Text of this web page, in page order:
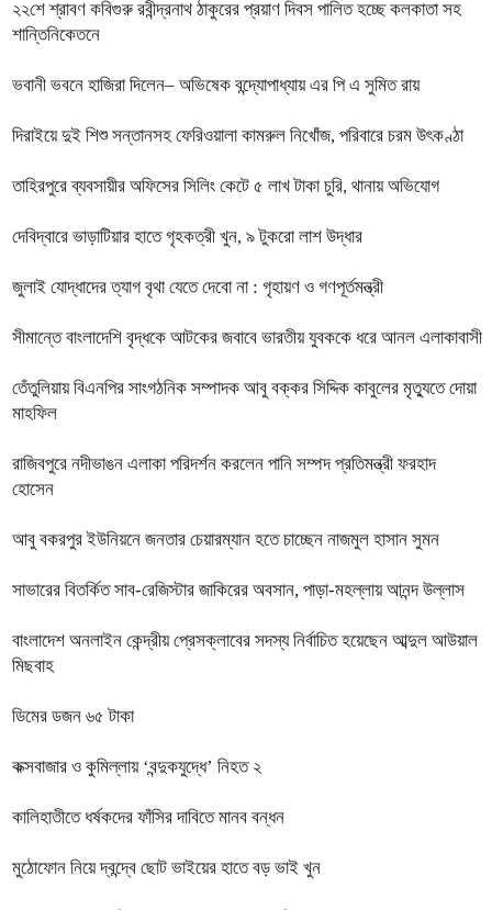
২২শে শ্রাবণ কবিগুরু রবীন্দ্রনাথ ঠাকুরের প্রয়াণ দিবস পালিত হচ্ছে কলকাতা সহ
শান্তিনিকেতনে
ভবানী ভবনে হাজিরা দিলেন– অভিষেক বন্দ্যোপাধ্যায় এর পি এ সুমিত রায়
দিরাইয়ে দুই শিশু সন্তানসহ ফেরিওয়ালা কামরুল নিখোঁজ, পরিবারে চরম উৎকণ্ঠা
তাহিরপুরে ব্যবসায়ীর অফিসের সিলিং কেটে ৫ লাখ টাকা চুরি, থানায় অভিযোগ
দেবিদ্বারে ভাড়াটিয়ার হাতে গৃহকত্রী খুন, ৯ টুকরো লাশ উদ্ধার
জুলাই যোদ্ধাদের ত্যাগ বৃথা যেতে দেবো না : গৃহায়ণ ও গণপূর্তমন্ত্রী
সীমান্তে বাংলাদেশি বৃদ্ধকে আটকের জবাবে ভারতীয় যুবককে ধরে আনল এলাকাবাসী
তেঁতুলিয়ায় বিএনপির সাংগঠনিক সম্পাদক আবু বক্কর সিদ্দিক কাবুলের মৃত্যুতে দোয়া
মাহফিল
রাজিবপুরে নদীভাঙন এলাকা পরিদর্শন করলেন পানি সম্পদ প্রতিমন্ত্রী ফরহাদ
হোসেন
আবু বকরপুর ইউনিয়নে জনতার চেয়ারম্যান হতে চাচ্ছেন নাজমুল হাসান সুমন
সাভারের বিতর্কিত সাব-রেজিস্টার জাকিরের অবসান, পাড়া-মহল্লায় আনন্দ উল্লাস
বাংলাদেশ অনলাইন কেন্দ্রীয় প্রেসক্লাবের সদস্য নির্বাচিত হয়েছেন আব্দুল আউয়াল
মিছবাহ
ডিমের ডজন ৬৫ টাকা
কক্সবাজার ও কুমিল্লায় ‘বন্দুকযুদ্ধে’ নিহত ২
কালিহাতীতে ধর্ষকদের ফাঁসির দাবিতে মানব বন্ধন
মুঠোফোন নিয়ে দ্বন্দ্বে ছোট ভাইয়ের হাতে বড় ভাই খুন